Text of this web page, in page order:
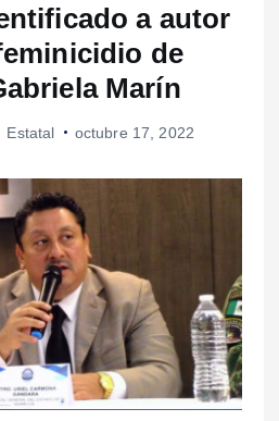
a autor
de
Marín
Estatal octubre 17, 2022